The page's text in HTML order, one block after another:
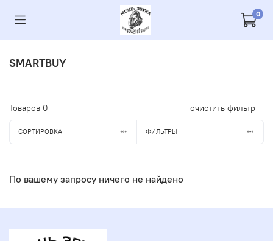
0
SMARTBUY
Товаров 0 очистить фильтр
СОРТИРОВКА ФИЛЬТРЫ
По вашему запросу ничего не найдено